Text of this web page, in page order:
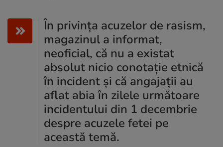
În privința acuzelor de rasism,
magazinul a informat,
neoficial, că nu a existat
absolut nicio conotație etnică
în incident și că angajații au
aflat abia în zilele următoare
incidentului din 1 decembrie
despre acuzele fetei pe
această temă.